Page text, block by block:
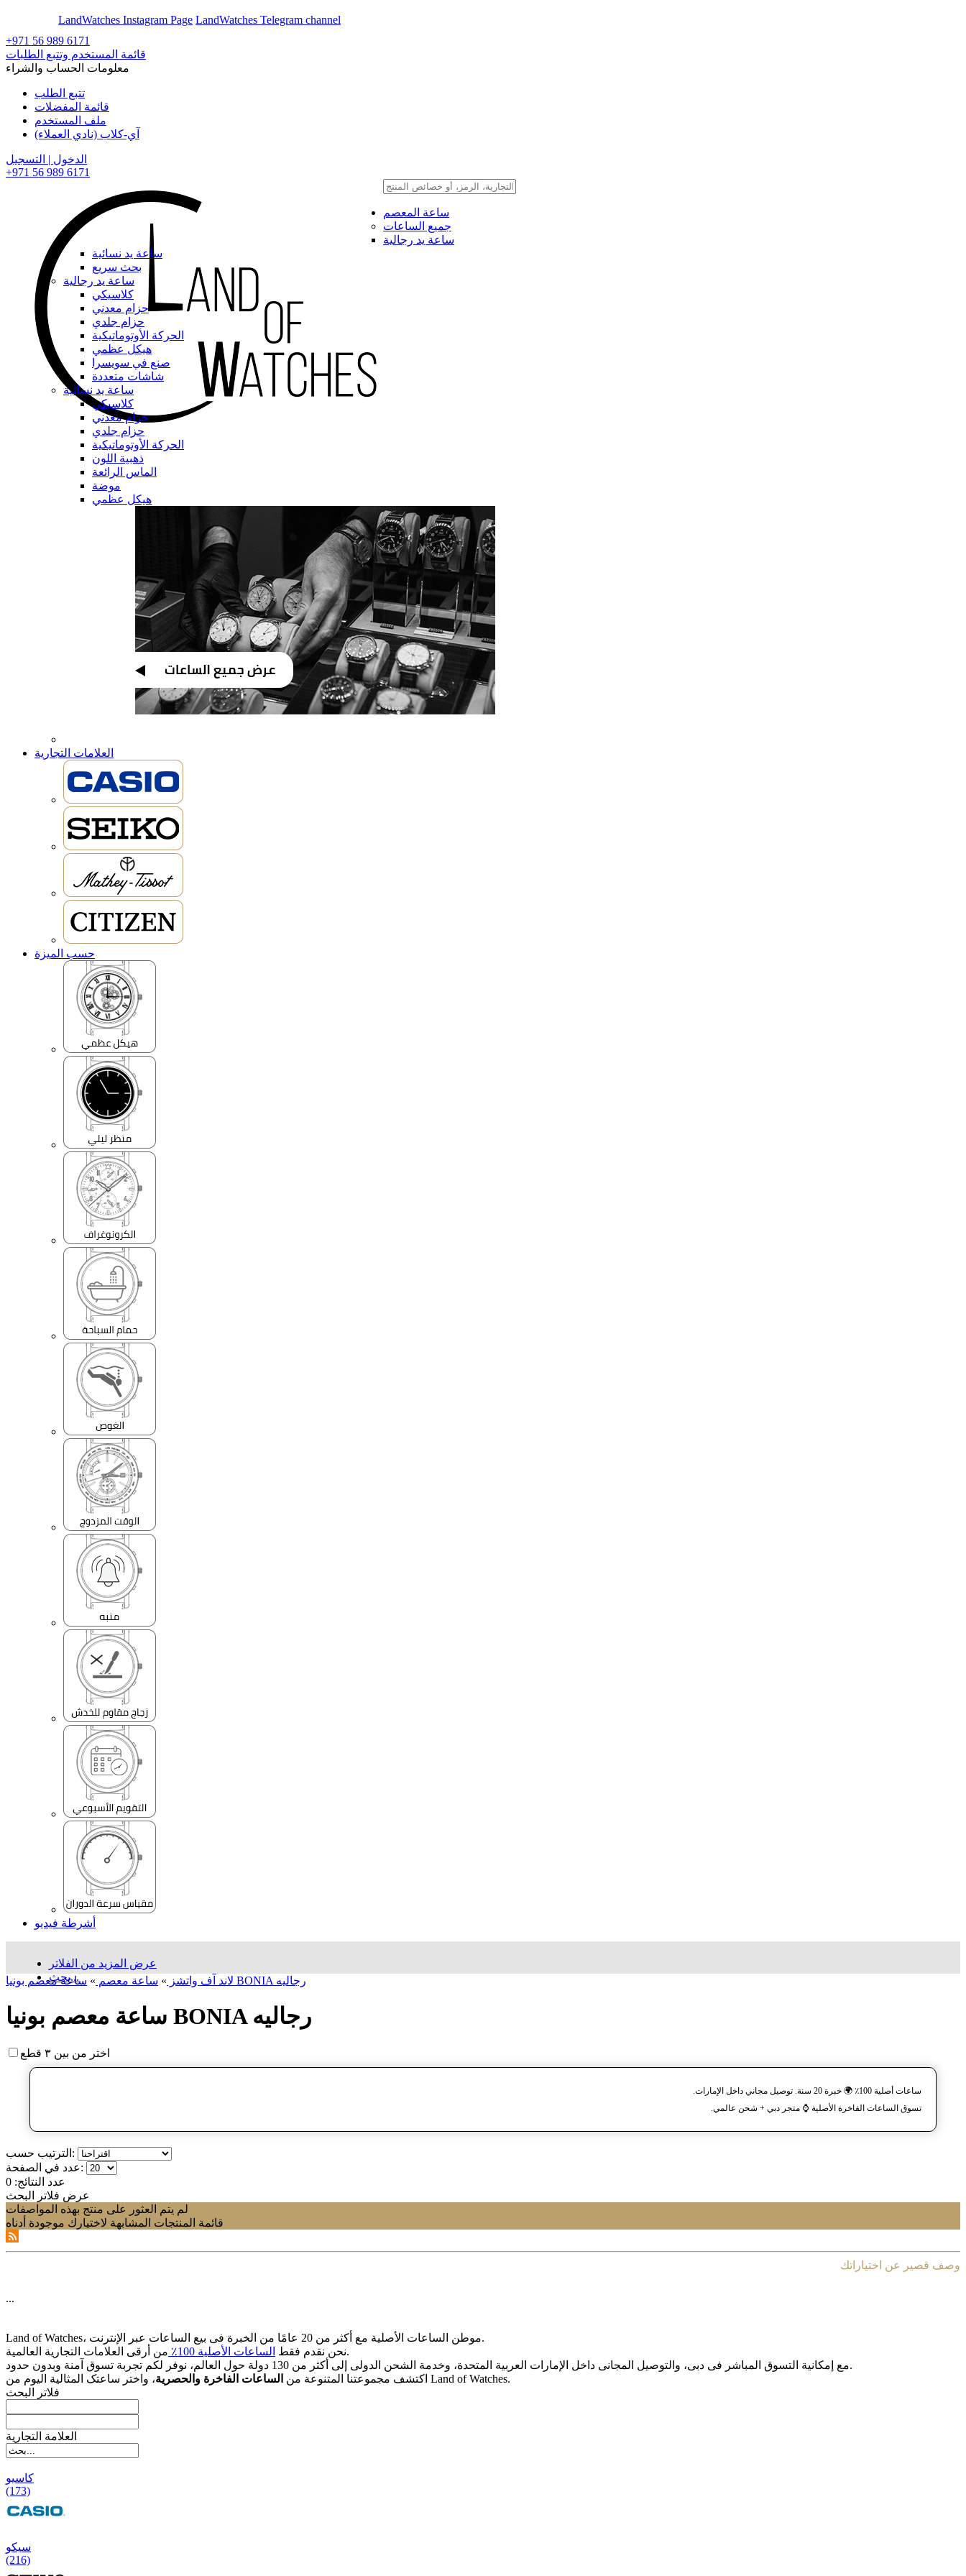
LandWatches Instagram Page LandWatches Telegram channel
+971 56 989 6171
قائمة المستخدم وتتبع الطلبات
معلومات الحساب والشراء
تتبع الطلب
قائمة المفضلات
ملف المستخدم
آي-كلاب (نادي العملاء)
الدخول | التسجيل
+971 56 989 6171
ساعة المعصم
جميع الساعات
ساعة يد رجالية
ساعة يد نسائية
بحث سريع
ساعة يد رجالية
كلاسيكي
حزام معدني
حزام جلدي
الحركة الأوتوماتيكية
هيكل عظمي
صنع في سويسرا
شاشات متعددة
ساعة يد نسائية
كلاسيكي
حزام معدني
حزام جلدي
الحركة الأوتوماتيكية
ذهبية اللون
الماس الرائعة
موضة
هيكل عظمي
العلامات التجارية
حسب الميزة
أشرطة فيديو
عرض المزيد من الفلاتر
بحث...
لاند آف واتشز » ساعة معصم » ساعة معصم بونيا BONIA رجالیه
ساعة معصم بونيا BONIA رجالیه
اختر من بين ٣ قطع
ساعات أصلية 100٪ 🌍 خبرة 20 سنة. توصيل مجاني داخل الإمارات.
تسوق الساعات الفاخرة الأصلية ⌚️ متجر دبي + شحن عالمي.
الترتيب حسب:
عدد في الصفحة:
عدد النتائج: 0
عرض فلاتر البحث
لم يتم العثور على منتج بهذه المواصفات
قائمة المنتجات المشابهة لاختيارك موجودة أدناه
وصف قصير عن اختياراتك
...
Land of Watches، موطن الساعات الأصلیة مع أکثر من 20 عامًا من الخبرة فی بیع الساعات عبر الإنترنت.
نحن نقدم فقط الساعات الأصلیة 100٪
من أرقى العلامات التجاریة العالمیة.
مع إمکانیة التسوق المباشر فی دبی، والتوصیل المجانی داخل الإمارات العربیة المتحدة، وخدمة الشحن الدولی إلى أکثر من 130 دولة حول العالم، نوفر لکم تجربة تسوق آمنة وبدون حدود.
اکتشف مجموعتنا المتنوعة من الساعات الفاخرة والحصریة
، واختر ساعتک المثالیة الیوم من Land of Watches.
فلاتر البحث
العلامة التجارية
کاسیو
(173)
سیکو
(216)